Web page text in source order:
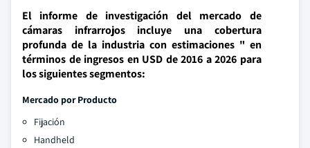
El informe de investigación del mercado de
cámaras infrarrojos incluye una cobertura
profunda de la industria con estimaciones " en
términos de ingresos en USD de 2016 a 2026 para
los siguientes segmentos:
Mercado por Producto
Fijación
Handheld